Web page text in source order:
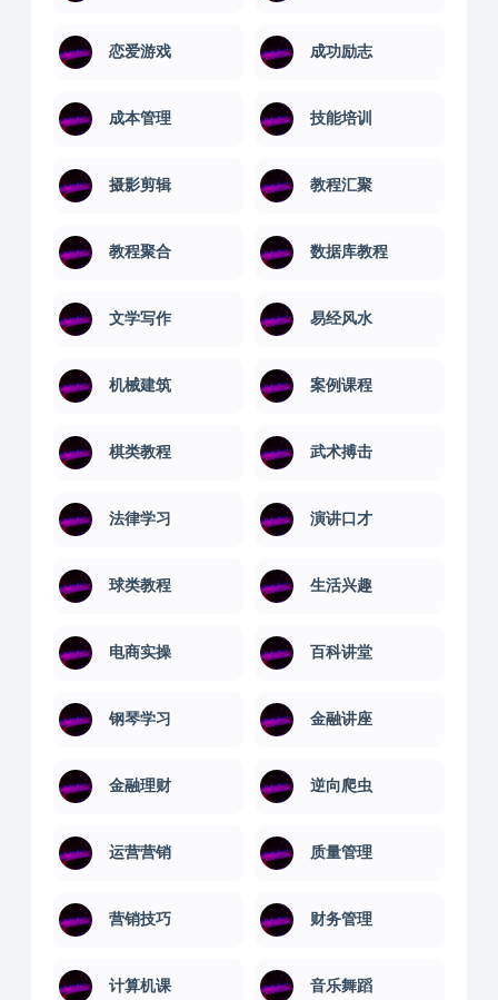
恋爱游戏 成功励志
成本管理 技能培训
摄影剪辑 教程汇聚
教程聚合 数据库教程
文学写作 易经风水
机械建筑 案例课程
棋类教程 武术搏击
法律学习 演讲口才
球类教程 生活兴趣
电商实操 百科讲堂
钢琴学习 金融讲座
金融理财 逆向爬虫
运营营销 质量管理
营销技巧 财务管理
计算机课 音乐舞蹈